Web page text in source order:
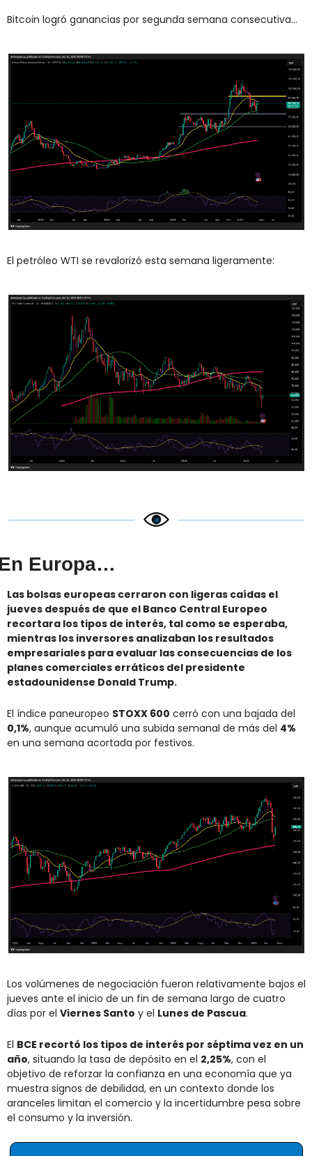
Bitcoin logró ganancias por segunda semana consecutiva...
El petróleo WTI se revalorizó esta semana ligeramente:
Europa…
Las bolsas europeas cerraron con ligeras caídas el
jueves después de que el Banco Central Europeo
recortara los tipos de interés, tal como se esperaba,
mientras los inversores analizaban los resultados
empresariales para evaluar las consecuencias de los
planes comerciales erráticos del presidente
estadounidense Donald Trump.
El índice paneuropeo STOXX 600
0,1%, aunque acumuló una subida semanal de más del 4%
en una semana acortada por festivos.
Los volúmenes de negociación fueron relativamente bajos el
jueves ante el inicio de un fin de semana largo de cuatro
días por el Viernes Santo y el Lunes de Pascua.
El BCE recortó los tipos de interés por séptima vez en un
año, situando la tasa de depósito en el 2,25%, con el
objetivo de reforzar la confianza en una economía que ya
muestra signos de debilidad, en un contexto donde los
aranceles limitan el comercio y la incertidumbre pesa sobre
el consumo y la inversión.